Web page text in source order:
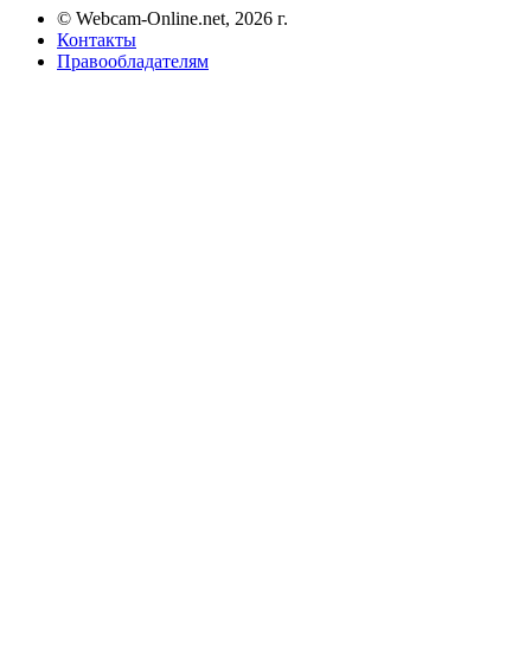
© Webcam-Online.net, 2026 г.
Контакты
Правообладателям